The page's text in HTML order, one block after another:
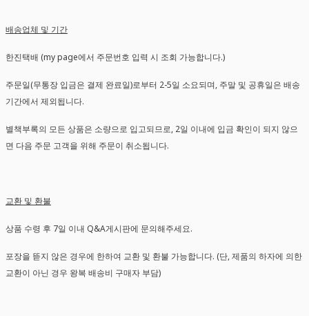
배송업체 및 기간
한진택배 (my page에서 주문번호 입력 시 조회 가능합니다.)
주문일(무통장 입금은 결제 완료일)로부터 2-5일 소요되며, 주말 및 공휴일은 배송
기간에서 제외됩니다.
별책부록의 모든 상품은 소량으로 입고되므로, 2일 이내에 입금 확인이 되지 않으
면 다음 주문 고객을 위해 주문이 취소됩니다.
교환 및 환불
상품 수령 후 7일 이내 Q&A게시판에 문의해주세요.
포장을 뜯지 않은 경우에 한하여 교환 및 환불 가능합니다. (단, 제품의 하자에 의한
교환이 아닌 경우 왕복 배송비 구매자 부담)